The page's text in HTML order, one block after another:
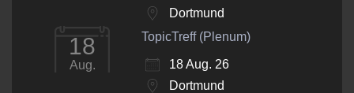
Dortmund
18
Aug.
TopicTreff (Plenum)
18 Aug. 26
Dortmund